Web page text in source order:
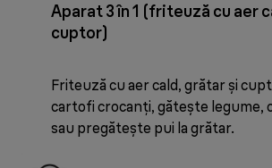
Aparat 3 în 1 (friteuză cu aer
cuptor)
Friteuză cu aer cald, grătar și
cartofi crocanți, gătește legume,
sau pregătește pui la grătar.